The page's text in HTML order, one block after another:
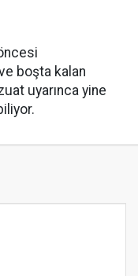
boşta kalan
uyarınca yine